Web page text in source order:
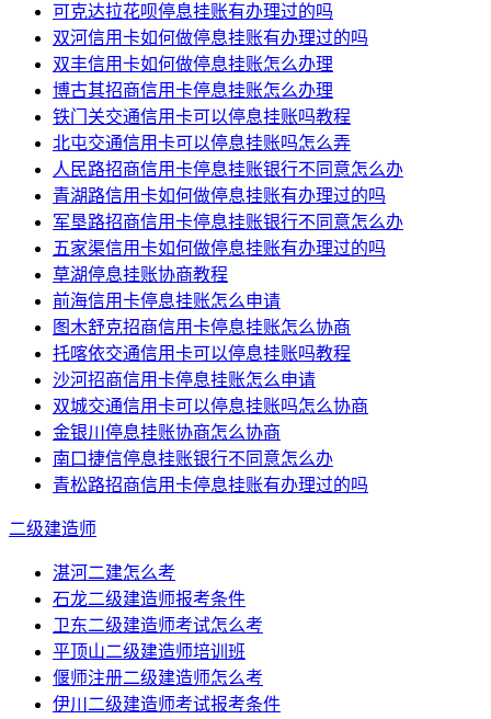
可克达拉花呗停息挂账有办理过的吗
双河信用卡如何做停息挂账有办理过的吗
双丰信用卡如何做停息挂账怎么办理
博古其招商信用卡停息挂账怎么办理
铁门关交通信用卡可以停息挂账吗教程
北屯交通信用卡可以停息挂账吗怎么弄
人民路招商信用卡停息挂账银行不同意怎么办
青湖路信用卡如何做停息挂账有办理过的吗
军垦路招商信用卡停息挂账银行不同意怎么办
五家渠信用卡如何做停息挂账有办理过的吗
草湖停息挂账协商教程
前海信用卡停息挂账怎么申请
图木舒克招商信用卡停息挂账怎么协商
托喀依交通信用卡可以停息挂账吗教程
沙河招商信用卡停息挂账怎么申请
双城交通信用卡可以停息挂账吗怎么协商
金银川停息挂账协商怎么协商
南口捷信停息挂账银行不同意怎么办
青松路招商信用卡停息挂账有办理过的吗
二级建造师
湛河二建怎么考
石龙二级建造师报考条件
卫东二级建造师考试怎么考
平顶山二级建造师培训班
偃师注册二级建造师怎么考
伊川二级建造师考试报考条件